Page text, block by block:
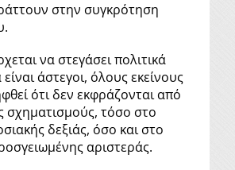
στην συγκρότηση
να στεγάσει πολιτικά
άστεγοι, όλους εκείνους
ότι δεν εκφράζονται από
σχηματισμούς, τόσο στο
δεξιάς, όσο και στο
αριστεράς.